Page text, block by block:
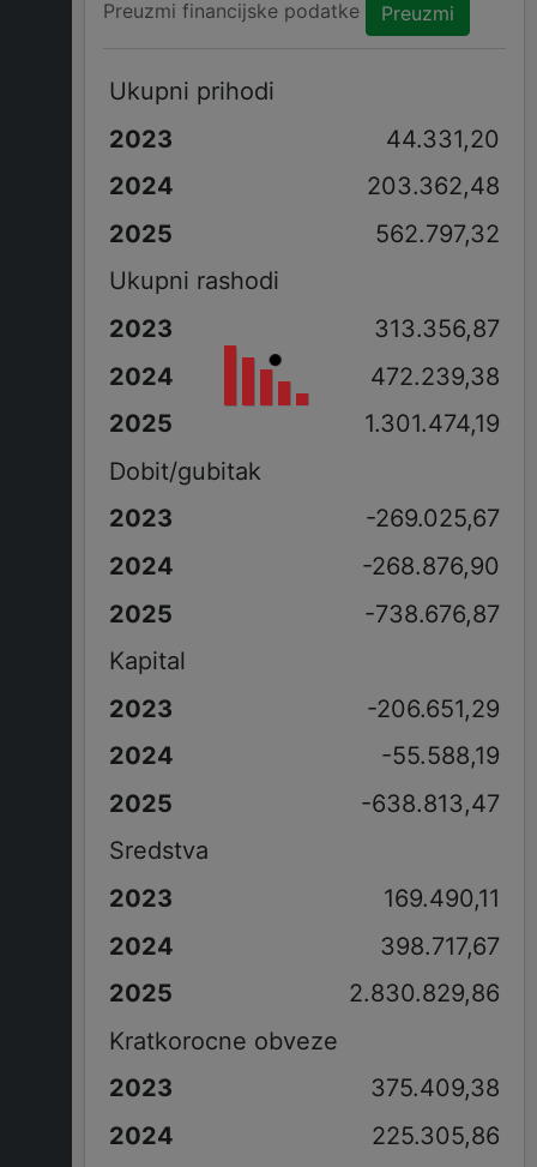
Preuzmi financijske podatke Preuzmi
Ukupni prihodi
44.331,20
203.362,48
562.797,32
Ukupni rashodi
313.356,87
472.239,38
1.301.474,19
Dobit/gubitak
-269.025,67
-268.876,90
-738.676,87
Kapital
-206.651,29
-55.588,19
-638.813,47
Sredstva
169.490,11
398.717,67
2.830.829,86
Kratkorocne obveze
375.409,38
225.305,86